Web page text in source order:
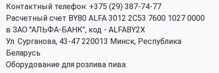
Контактный телефон: +375 (29) 387-74-77
Расчетный счет BY80 ALFA 3012 2C53 7600 1027 0000
в ЗАО "АЛЬФА-БАНК", код - ALFABY2X
Ул. Сурганова, 43-47 220013 Минск, Республика
Беларусь
Оборудование для розлива пива: